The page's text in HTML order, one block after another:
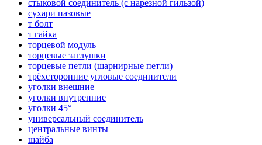
стыковой соединитель (с нарезной гильзой)
сухари пазовые
т болт
т гайка
торцевой модуль
торцевые заглушки
торцевые петли (шарнирные петли)
трёхсторонние угловые соединители
уголки внешние
уголки внутренние
уголки 45°
универсальный соединитель
центральные винты
шайба